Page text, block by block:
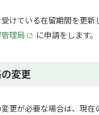
けている在留期間を更
理局
に申請をします。
変更
更が必要な場合は、現